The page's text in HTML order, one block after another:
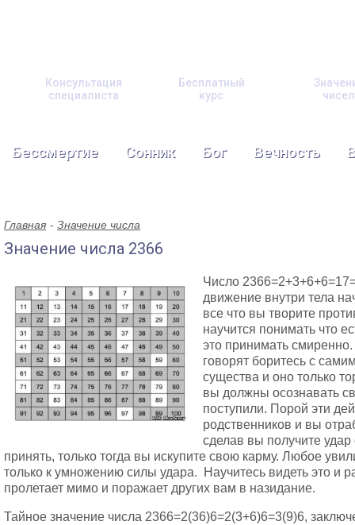
Консультация
специалиста
Бесплатный
курс
чисел
Бессмертие Сонник Бог Вечность
Главная Значение числа
Значение числа 2366
Число
движение внутри тела
все что вы творите
научится понимать что
это принимать
говорят боритесь с
существа и оно только
вы должны осознавать
поступили. Порой эти
родственников и вы
сделав вы получите
принять, только тогда вы искупите свою карму. Любое
только к умножению силы удара. Научитесь видеть это и
пролетает мимо и поражает других вам в назидание.
Тайное значение числа 2366=2(36)6=2(3+6)6=3(9)6,